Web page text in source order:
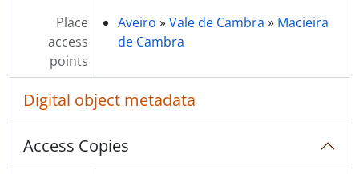
Place
access
points
Aveiro »Vale de Cambra » Macieira
de Cambra
Digital object metadata
Access Copies